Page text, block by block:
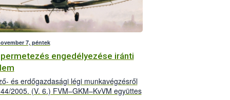
7, péntek
engedélyezése iránti
és erdőgazdasági légi munkavégzésről
2005. (V. 6.) FVM–GKM–KvVM együttes